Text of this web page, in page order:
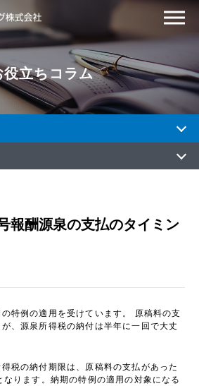
役立ちコラム
酬源泉の支払のタイミン
特例の適用を受けています。 原稿料の支
、源泉所得税の納付は半年に一回で大丈
税の納付期限は、原稿料の支払があった
なります。納期の特例の適用の対象になる